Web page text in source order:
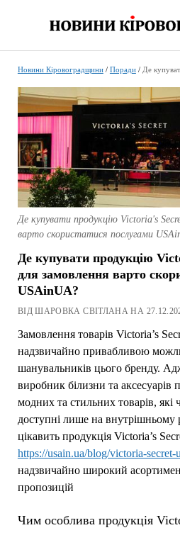
Новини Кіровоградщини/ Поради/ Де купувати продукцію
Де купувати продукцію Victoria's
варто скористатися послугами
Де купувати продукцію
для замовлення варто
USAinUA?
ВІД ШАРОВКА СВІТЛАНА НА
Замовлення товарів Victoria’s
надзвичайно привабливою
шанувальників цього бренду.
виробник білизни та
модних та стильних товарів, які
доступні лише на
цікавить продукція Victoria’s
https://usain.ua/blog/victoria-secret-
надзвичайно широкий
пропозицій
Чим особлива продукція